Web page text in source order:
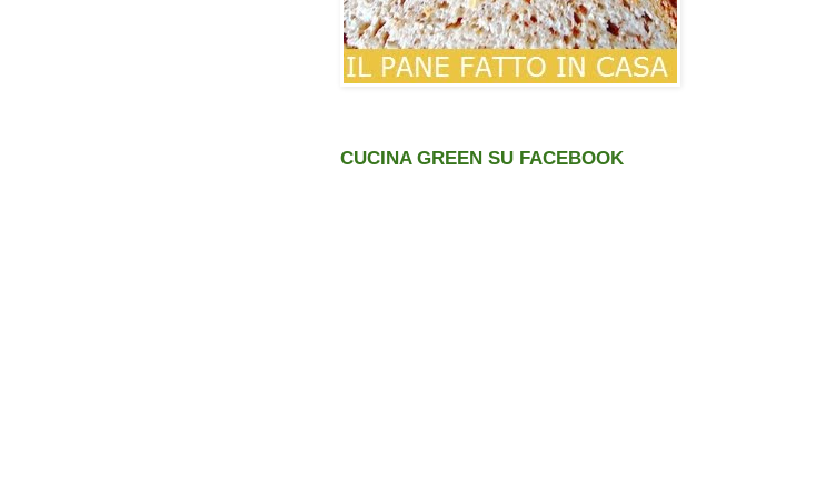
CUCINA GREEN SU FACEBOOK